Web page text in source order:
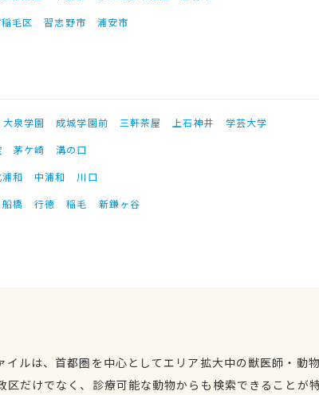
毛区 習志野市 浦安市
大泉学園 成城学園前 三軒茶屋 上石神井
学芸大学
茅ケ崎
溝の口
和 中浦和
川口
船橋 行徳 稲毛 新鎌ヶ谷
イルは、首都圏を中心としてエリア拡大中の獣医師・動
区だけでなく、診療可能な動物からも検索できることが